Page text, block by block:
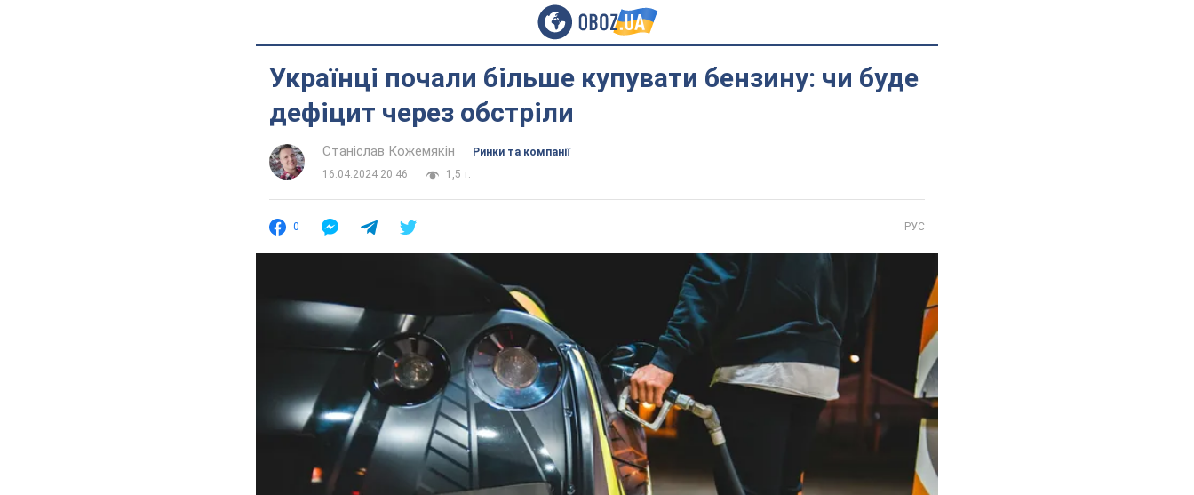
Українці почали більше купувати бензину: чи буде
дефіцит через обстріли
Станіслав Кожемякін
Ринки та компанії
16.04.2024 20:46
1,5 т.
0 РУС